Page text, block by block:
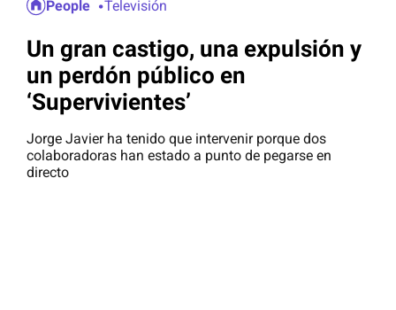
People Televisión
Un gran castigo, una expulsión y
un perdón público en
‘Supervivientes’
Jorge Javier ha tenido que intervenir porque dos
colaboradoras han estado a punto de pegarse en
directo